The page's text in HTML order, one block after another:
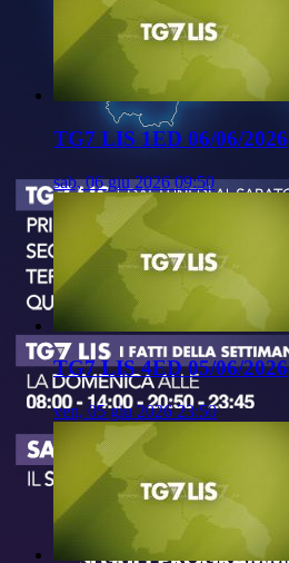
TG7 LIS 1ED 06/06/2026
sab, 06 giu 2026 09:50
TG7 LIS 4ED 05/06/2026
ven, 05 giu 2026 23:50